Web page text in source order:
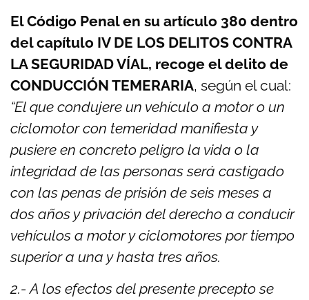
El Código Penal en su artículo 380 dentro
del capítulo IV DE LOS DELITOS CONTRA
LA SEGURIDAD VÍAL, recoge el delito de
CONDUCCIÓN TEMERARIA, según el cual:
“El que condujere un vehículo a motor o un
ciclomotor con temeridad manifiesta y
pusiere en concreto peligro la vida o la
integridad de las personas será castigado
con las penas de prisión de seis meses a
dos años y privación del derecho a conducir
vehículos a motor y ciclomotores por tiempo
superior a una y hasta tres años.
2.- A los efectos del presente precepto se